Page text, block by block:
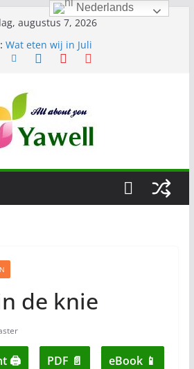
augustus 7, 2026
Wat eten wij in Juli
Tuinkalender juli
Tuinkalender augustus
de knie
🖨 PDF 📄 eBook 📱
Nederlands